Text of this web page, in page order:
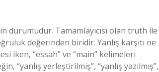
durumudur. Tamamlayıcısı olan truth ile
değerinden biridir. Yanlış karşıtı ne
iken, “essah” ve “main” kelimeleri
“yanlış yerleştirilmiş”, “yanlış yazılmış”,